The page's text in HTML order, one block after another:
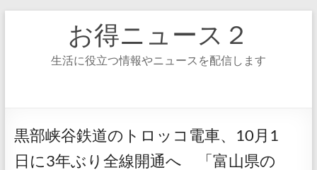
プ
お得ニュース２
生活に役立つ情報やニュースを配信します
黒部峡谷鉄道のトロッコ電車、10月1
日に3年ぶり全線開通へ 「富山県の